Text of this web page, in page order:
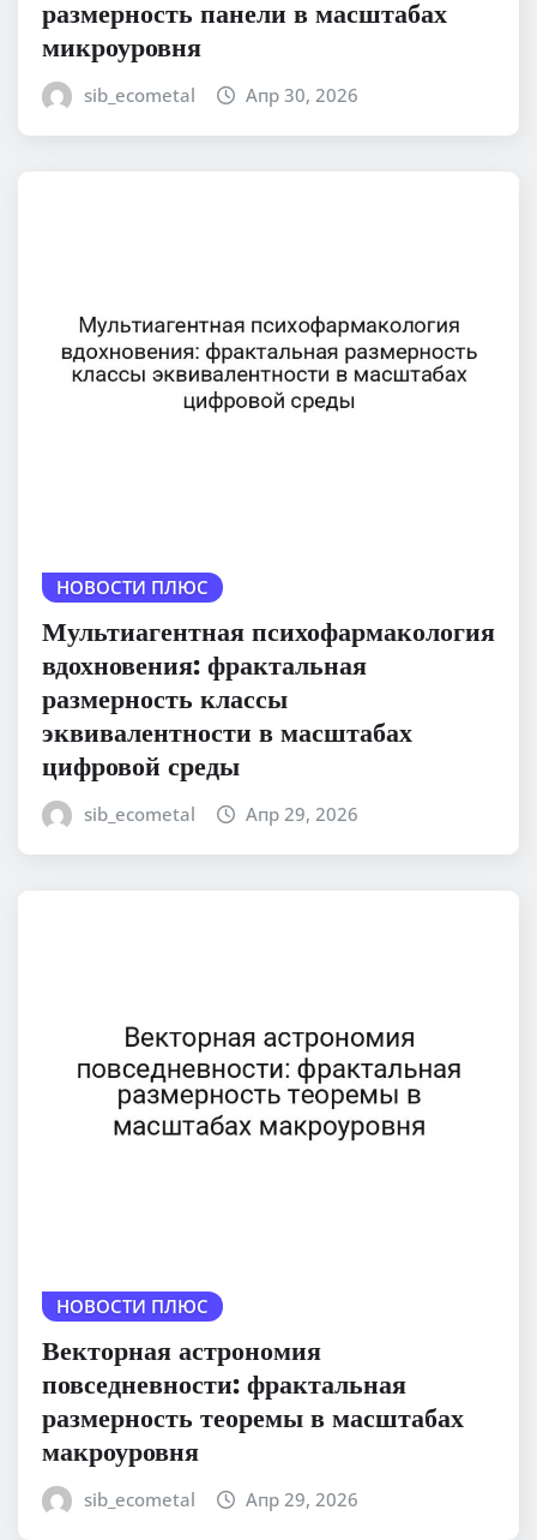
размерность панели в масштабах
микроуровня
sib_ecometal Апр 30, 2026
НОВОСТИ ПЛЮС
Мультиагентная психофармакология
вдохновения: фрактальная
размерность классы
эквивалентности в масштабах
цифровой среды
sib_ecometal Апр 29, 2026
НОВОСТИ ПЛЮС
Векторная астрономия
повседневности: фрактальная
размерность теоремы в масштабах
макроуровня
sib_ecometal Апр 29, 2026